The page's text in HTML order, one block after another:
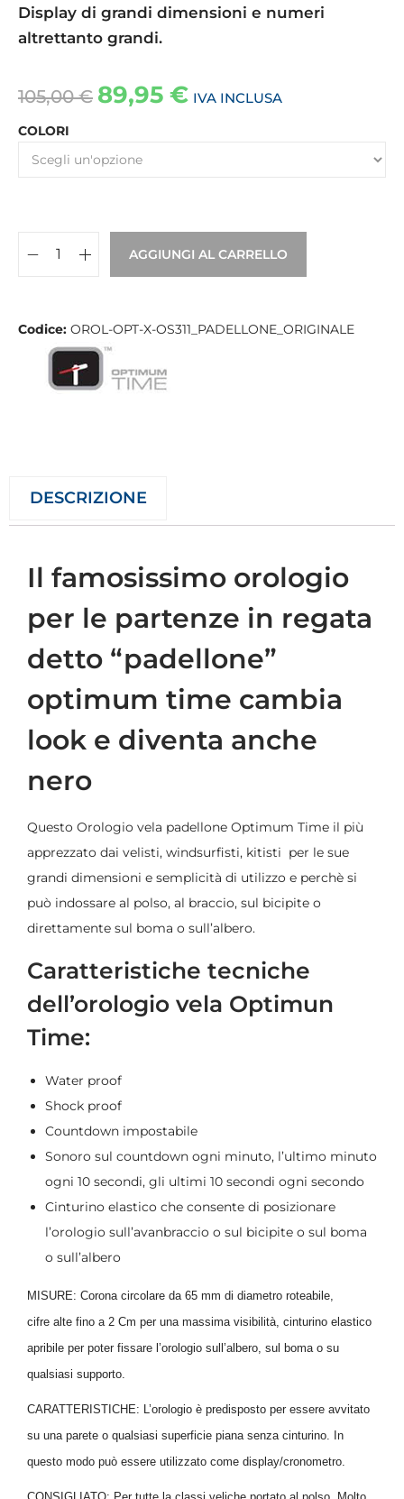
Display di grandi dimensioni e numeri
altrettanto grandi.
105,00€ 89,95 € IVA INCLUSA
COLORI
AGGIUNGI AL CARRELLO
Codice: OROL-OPT-X-OS311_PADELLONE_ORIGINALE
DESCRIZIONE
Il famosissimo orologio
per le partenze in regata
detto “padellone”
optimum time cambia
look e diventa anche
nero
Questo Orologio vela padellone Optimum Time il più
apprezzato dai velisti, windsurfisti, kitisti per le sue
grandi dimensioni e semplicità di utilizzo e perchè si
può indossare al polso, al braccio, sul bicipite o
direttamente sul boma o sull’albero.
Caratteristiche tecniche
dell’orologio vela Optimun
Time:
Water proof
Shock proof
Countdown impostabile
Sonoro sul countdown ogni minuto, l’ultimo minuto
ogni 10 secondi, gli ultimi 10 secondi ogni secondo
Cinturino elastico che consente di posizionare
l’orologio sull’avanbraccio o sul bicipite o sul boma
o sull’albero
MISURE: Corona circolare da 65 mm di diametro roteabile,
cifre alte fino a 2 Cm per una massima visibilità, cinturino elastico
apribile per poter fissare l’orologio sull’albero, sul boma o su
qualsiasi supporto.
CARATTERISTICHE: L’orologio è predisposto per essere avvitato
su una parete o qualsiasi superficie piana senza cinturino. In
questo modo può essere utilizzato come display/cronometro.